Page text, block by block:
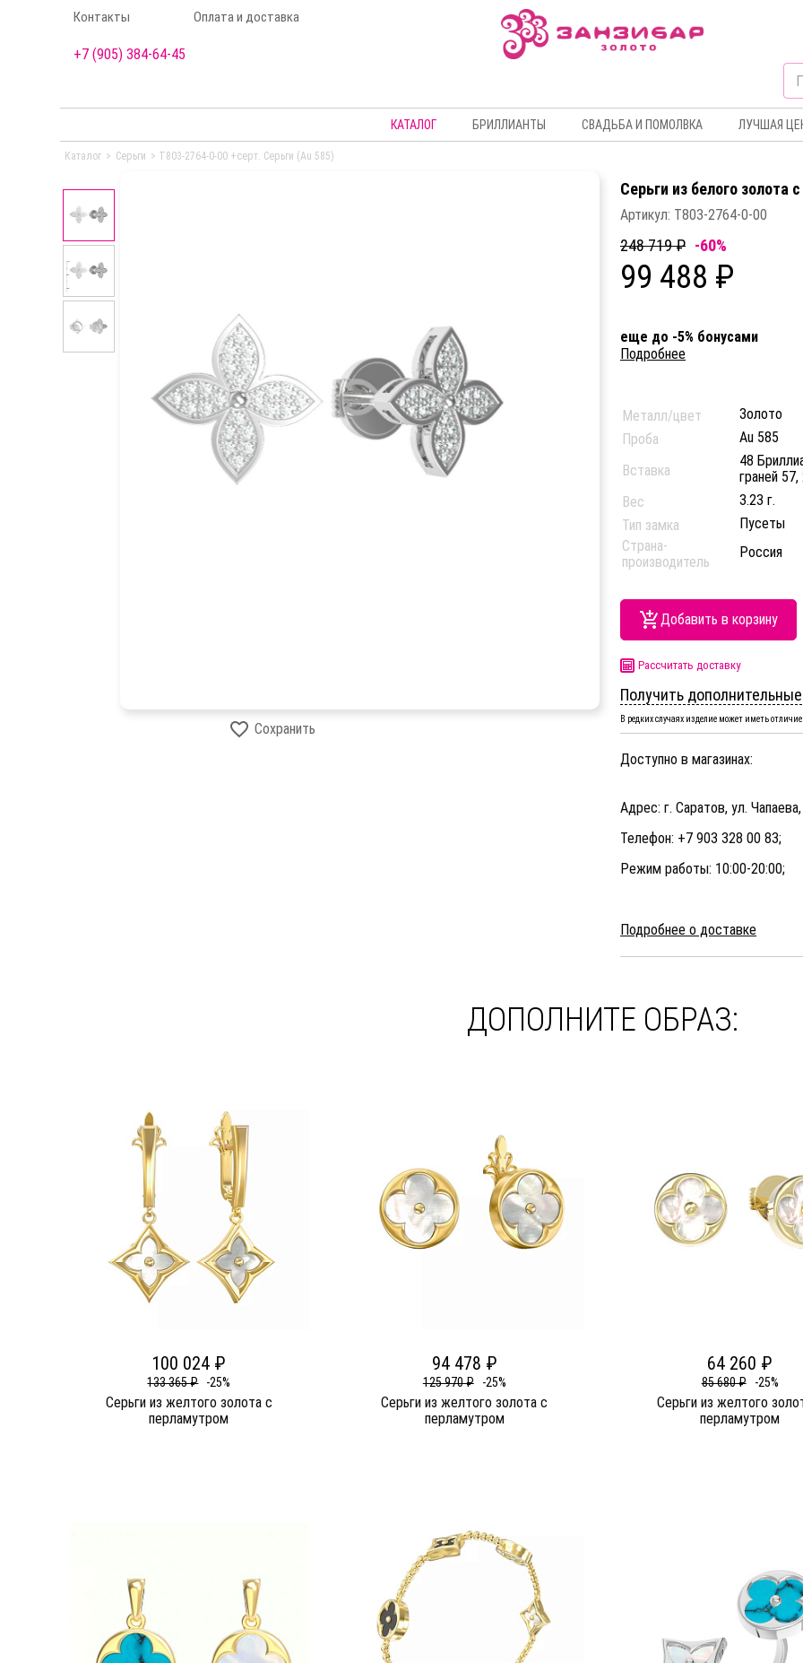
Контакты Оплата и доставка
+7 (905) 384-64-45
КАТАЛОГ БРИЛЛИАНТЫ СВАДЬБА И ПОМОЛВКА ЛУЧШАЯ
Каталог > Серьги > Т803-2764-0-00 +серт. Серьги (Au 585)
Сохранить
Серьги из белого золота
Артикул: Т803-2764-0-00
248 719 ₽ -60%
99 488 ₽
еще до -5% бонусами
Подробнее
Металл/цвет
Золото
Проба
Au 585
Вставка
48
граней
Вес
3.23 г.
Тип замка
Пусеты
Страна-
производитель
Россия
Добавить в корзину
Рассчитать доставку
Получить
В редких случаях изделие может иметь
Доступно в магазинах:
Адрес: г. Саратов, ул.
Телефон: +7 903 328 00 83;
Режим работы: 10:00-20:00;
Подробнее о доставке
ДОПОЛНИТЕ ОБРАЗ:
100 024 ₽
133 365 ₽ -25%
Серьги из желтого золота c
перламутром
94 478 ₽
125 970 ₽ -25%
Серьги из желтого золота c
перламутром
64 260 ₽
85 680 ₽ -25%
Серьги из желтого
перламутром